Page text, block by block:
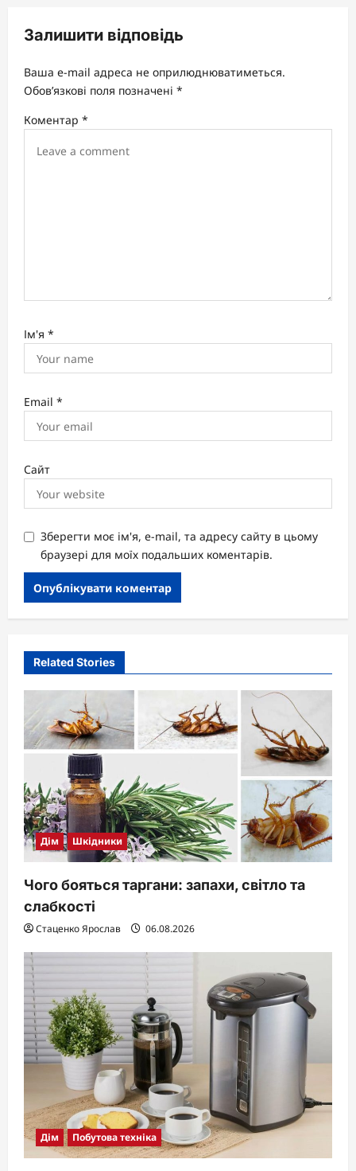
g
a
t
i
Залишити відповідь
Ваша e-mail адреса не оприлюднюватиметься.
Обов’язкові поля позначені *
Коментар *
Ім'я *
Email *
Сайт
Зберегти моє ім'я, e-mail, та адресу сайту в цьому
браузері для моїх подальших коментарів.
Related Stories
Дім Шкідники
Чого бояться таргани: запахи, світло та
слабкості
Стаценко Ярослав 06.08.2026
Дім Побутова техніка